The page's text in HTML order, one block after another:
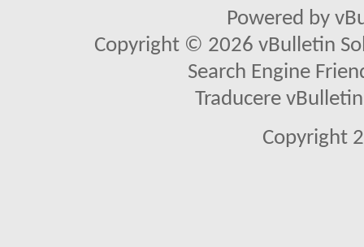
Powered by
Copyright © 2026 vBulletin
Search Engine
Traducere
Copyright